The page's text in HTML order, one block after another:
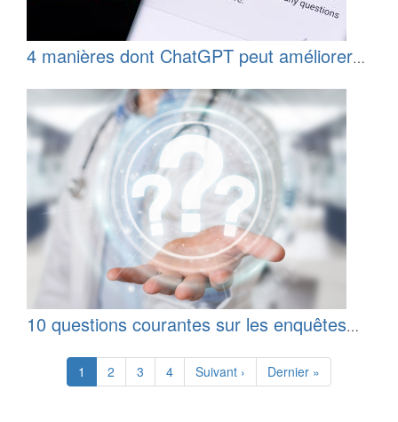
4 manières dont ChatGPT peut améliorer
simplifier vos tâches
10 questions courantes sur les enquêtes
PaginationCurrent
page
1 Page
2 Page
3 Page
4
Next
page
Suivant ›
Last
page
Dernier »